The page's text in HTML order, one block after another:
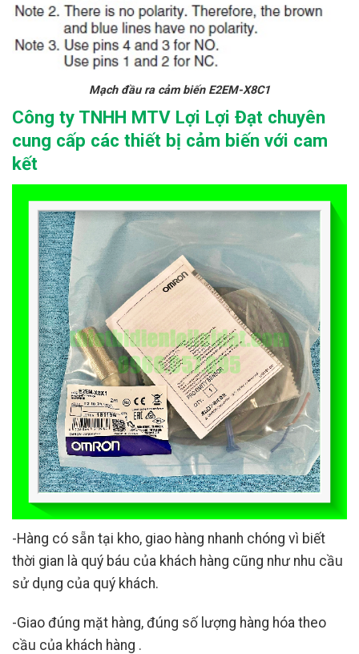
Mạch đầu ra cảm biến E2EM-X8C1
Công ty TNHH MTV Lợi Lợi Đạt chuyên
cung cấp các thiết bị cảm biến với cam
kết
-Hàng có sẵn tại kho, giao hàng nhanh chóng vì biết
thời gian là quý báu của khách hàng cũng như nhu cầu
sử dụng của quý khách.
-Giao đúng mặt hàng, đúng số lượng hàng hóa theo
cầu của khách hàng .